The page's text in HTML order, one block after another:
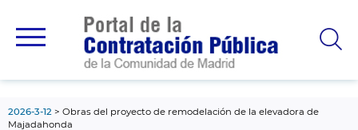
principal
2026-3-12
Obras del proyecto de remodelación de la elevadora de
Majadahonda